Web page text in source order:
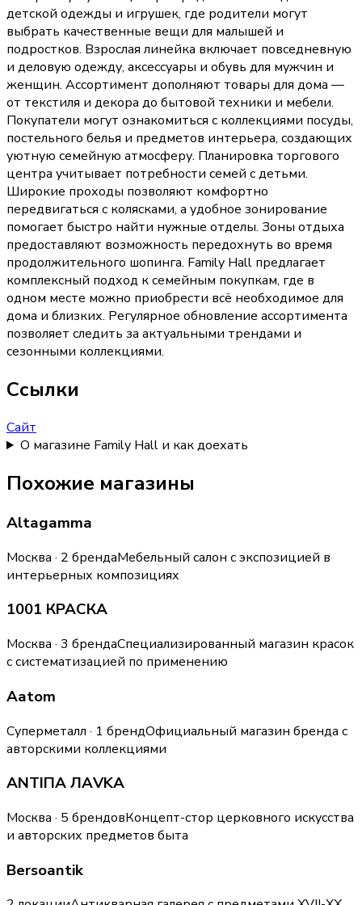
детской одежды и игрушек, где родители могут
выбрать качественные вещи для малышей и
подростков. Взрослая линейка включает повседневную
и деловую одежду, аксессуары и обувь для мужчин и
женщин. Ассортимент дополняют товары для дома —
от текстиля и декора до бытовой техники и мебели.
Покупатели могут ознакомиться с коллекциями посуды,
постельного белья и предметов интерьера, создающих
уютную семейную атмосферу. Планировка торгового
центра учитывает потребности семей с детьми.
Широкие проходы позволяют комфортно
передвигаться с колясками, а удобное зонирование
помогает быстро найти нужные отделы. Зоны отдыха
предоставляют возможность передохнуть во время
продолжительного шопинга. Family Hall предлагает
комплексный подход к семейным покупкам, где в
одном месте можно приобрести всё необходимое для
дома и близких. Регулярное обновление ассортимента
позволяет следить за актуальными трендами и
сезонными коллекциями.
Ссылки
Сайт
О магазине Family Hall и как доехать
Похожие магазины
Altagamma
Москва · 2 брендаМебельный салон с экспозицией в
интерьерных композициях
1001 КРАСКА
Москва · 3 брендаСпециализированный магазин красок
с систематизацией по применению
Aatom
Суперметалл · 1 брендОфициальный магазин бренда с
авторскими коллекциями
ANTIПА ЛАVKA
Москва · 5 брендовКонцепт-стор церковного искусства
и авторских предметов быта
Bersoantik